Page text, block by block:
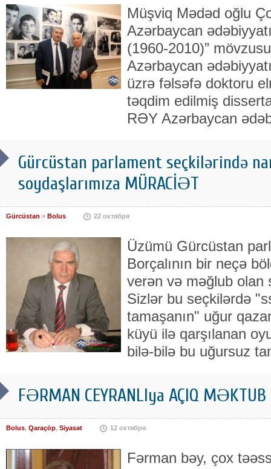
Müşviq Mədəd oğlu
Azərbaycan
(1960-2010)”
Azərbaycan
üzrə fəlsəfə doktoru
təqdim edilmiş
RƏY Azərbaycan
Gürcüstan parlament seçkilərində
soydaşlarımıza MÜRACİƏT
Gürcüstan » Bolus 22 октября
Üzümü Gürcüstan
Borçalının bir neçə
verən və məğlub olan
Sizlər bu seçkilərdə
tamaşanın" uğur
küyü ilə qarşılanan
bilə-bilə bu uğursuz
FƏRMAN CEYRANLIya AÇIQ MƏKTUB
Bolus, Qaraçöp, Siyasət 12 октября
Fərman bəy, çox